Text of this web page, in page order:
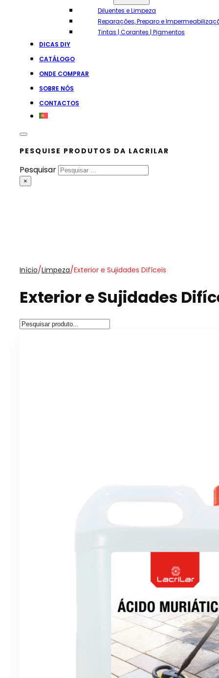
Diluentes e Limpeza
Reparações, Preparo e
Tintas | Corantes | Pigmentos
DICAS DIY
CATÁLOGO
ONDE COMPRAR
SOBRE NÓS
CONTACTOS
PESQUISE PRODUTOS DA LACRILAR
Pesquisar
×
Início/Limpeza/Exterior e Sujidades Difíceis
Exterior e Sujidades